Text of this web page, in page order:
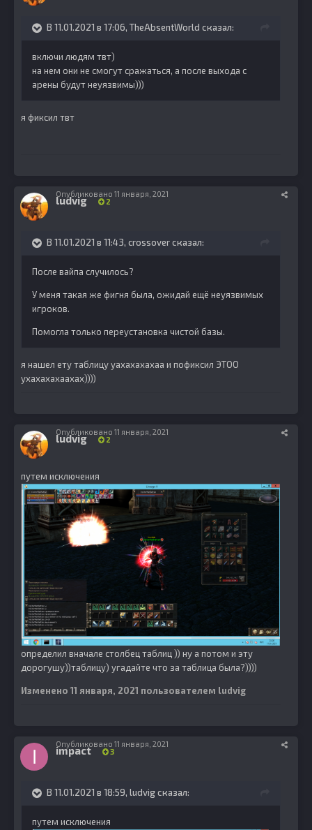
В 11.01.2021 в 17:06, TheAbsentWorld сказал:
включи людям твт)
на нем они не смогут сражаться, а после выхода с
арены будут неуязвимы)))
я фиксил твт
ludvig 2
Опубликовано 11 января, 2021
В 11.01.2021 в 11:43, crossoverсказал:
После вайпа случилось?
У меня такая же фигня была, ожидай ещё неуязвимых
игроков.
Помогла только переустановка чистой базы.
я нашел ету таблицу уахахахахаа и пофиксил ЭТОО
ухахахахаахах))))
ludvig 2
Опубликовано 11 января, 2021
путем исключения
определил вначале столбец таблиц )) ну а потом и эту
дорогушу))таблицу) угадайте что за таблица была?))))
Изменено 11 января, 2021 пользователем ludvig
impact 3
Опубликовано 11 января, 2021
В 11.01.2021 в 18:59, ludvigсказал:
путем исключения